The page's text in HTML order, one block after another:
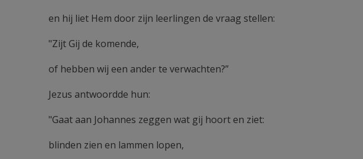
en hij liet Hem door zijn leerlingen de vraag stellen:
"Zijt Gij de komende,
of hebben wij een ander te verwachten?”
Jezus antwoordde hun:
"Gaat aan Johannes zeggen wat gij hoort en ziet:
blinden zien en lammen lopen,